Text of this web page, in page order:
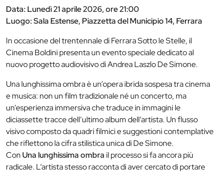
Data: Lunedì 21 aprile 2026, ore 21:00
Luogo: Sala Estense, Piazzetta del Municipio 14, Ferrara
In occasione del trentennale di Ferrara Sotto le Stelle, il
Cinema Boldini presenta un evento speciale dedicato al
nuovo progetto audiovisivo di Andrea Laszlo De Simone.
Una lunghissima ombra è un’opera ibrida sospesa tra cinema
e musica: non un film tradizionale né un concerto, ma
un’esperienza immersiva che traduce in immagini le
diciassette tracce dell’ultimo album dell’artista. Un flusso
visivo composto da quadri filmici e suggestioni contemplative
che riflettono la cifra stilistica unica di De Simone.
Con Una lunghissima ombra il processo si fa ancora più
radicale. L’artista stesso racconta di aver cercato di portare